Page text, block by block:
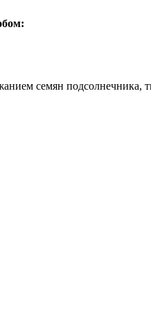
семян подсолнечника,